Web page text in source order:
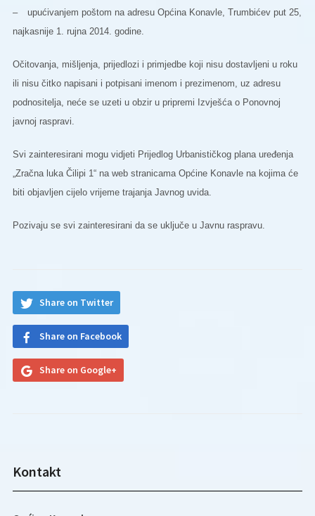
–
upućivanjem poštom na adresu Općina Konavle, Trumbićev put 25,
najkasnije 1. rujna 2014. godine.
Očitovanja, mišljenja, prijedlozi i primjedbe koji nisu dostavljeni u roku
ili nisu čitko napisani i potpisani imenom i prezimenom, uz adresu
podnositelja, neće se uzeti u obzir u pripremi Izvješća o Ponovnoj
javnoj raspravi.
Svi zainteresirani mogu vidjeti Prijedlog Urbanističkog plana uređenja
„Zračna luka Čilipi 1“ na web stranicama Općine Konavle na kojima će
biti objavljen cijelo vrijeme trajanja Javnog uvida.
Pozivaju se svi zainteresirani da se uključe u Javnu raspravu.
Share on Twitter
Share on Facebook
Share on Google+
Kontakt